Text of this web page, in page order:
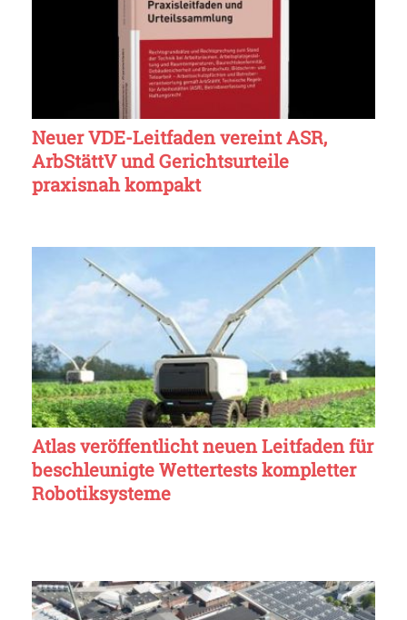
Neuer VDE-Leitfaden vereint ASR,
ArbStättV und Gerichtsurteile
praxisnah kompakt
Atlas veröffentlicht neuen Leitfaden für
beschleunigte Wettertests kompletter
Robotiksysteme